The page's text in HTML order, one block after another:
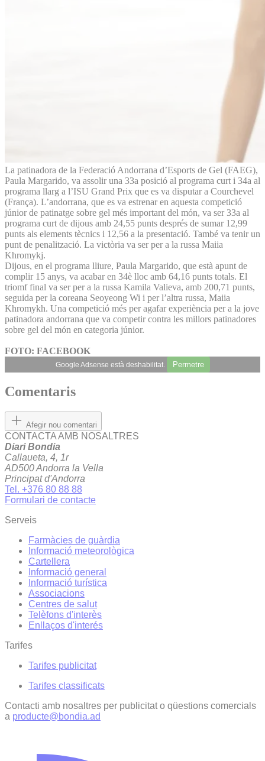
La patinadora de la Federació Andorrana d’Esports de Gel (FAEG),
Paula Margarido, va assolir una 33a posició al programa curt i 34a al
programa llarg a l’ISU Grand Prix que es va disputar a Courchevel
(França). L’andorrana, que es va estrenar en aquesta competició
júnior de patinatge sobre gel més important del món, va ser 33a al
programa curt de dijous amb 24,55 punts després de sumar 12,99
punts als elements tècnics i 12,56 a la presentació. També va tenir un
punt de penalització. La victòria va ser per a la russa Maiia
Khromykj.
Dijous, en el programa lliure, Paula Margarido, que està apunt de
complir 15 anys, va acabar en 34è lloc amb 64,16 punts totals. El
triomf final va ser per a la russa Kamila Valieva, amb 200,71 punts,
seguida per la coreana Seoyeong Wi i per l’altra russa, Maiia
Khromykh. Una competició més per agafar experiència per a la jove
patinadora andorrana que va competir contra les millors patinadores
sobre gel del món en categoria júnior.
FOTO: FACEBOOK
Google Adsense està deshabilitat. Permetre
Comentaris
Afegir nou comentari
CONTACTA AMB NOSALTRES
Diari Bondia
Callaueta, 4, 1r
AD500 Andorra la Vella
Principat d'Andorra
Tel. +376 80 88 88
Formulari de contacte
Serveis
Farmàcies de guàrdia
Informació meteorològica
Cartellera
Informació general
Informació turística
Associacions
Centres de salut
Telèfons d'interès
Enllaços d'interés
Tarifes
Tarifes publicitat
Tarifes classificats
Contacti amb nosaltres per publicitat o qüestions comercials
a producte@bondia.ad